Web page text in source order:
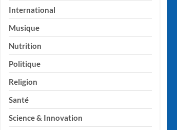
International
Musique
Nutrition
Politique
Religion
Santé
Science & Innovation